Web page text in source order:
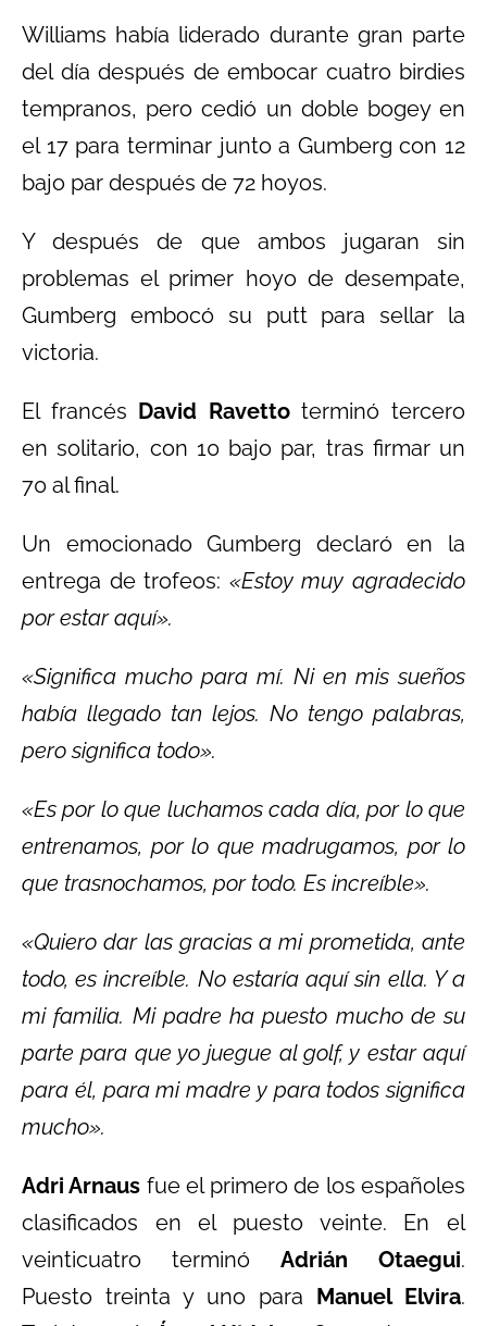
Williams había liderado durante gran parte
del día después de embocar cuatro birdies
tempranos, pero cedió un doble bogey en
el 17 para terminar junto a Gumberg con 12
bajo par después de 72 hoyos.
Y después de que ambos jugaran sin
problemas el primer hoyo de desempate,
Gumberg embocó su putt para sellar la
victoria.
El francés David Ravettoterminó tercero
en solitario, con 10 bajo par, tras firmar un
70 al final.
Un emocionado Gumberg declaró en la
entrega de trofeos: «Estoy muy agradecido
por estar aquí».
«Significa mucho para mí. Ni en mis sueños
había llegado tan lejos. No tengo palabras,
pero significa todo».
«Es por lo que luchamos cada día, por lo que
entrenamos, por lo que madrugamos, por lo
que trasnochamos, por todo. Es increíble».
«Quiero dar las gracias a mi prometida, ante
todo, es increíble. No estaría aquí sin ella. Y a
mi familia. Mi padre ha puesto mucho de su
parte para que yo juegue al golf, y estar aquí
para él, para mi madre y para todos significa
mucho».
Adri Arnaus fue el primero de los españoles
clasificados en el puesto veinte. En el
veinticuatro terminó Adrián Otaegui.
Puesto treinta y uno para Manuel Elvira.